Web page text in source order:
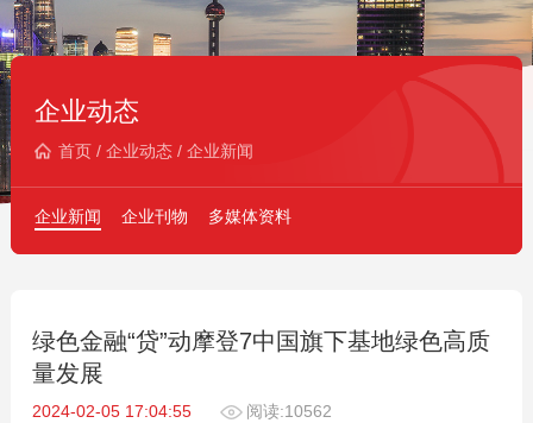
企业动态
首页/ 企业动态/ 企业新闻
企业新闻 企业刊物 多媒体资料
绿色金融“贷”动摩登7中国旗下基地绿色高质
量发展
2024-02-05 17:04:55 阅读:10562